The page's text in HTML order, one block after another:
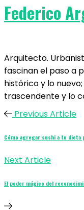
Federico
Arquitecto.
fascinan el paso a
histórico y lo
trascendente y lo
Previous Article
Cómo agregar sushi a tu dieta
Next Article
El poder mágico del